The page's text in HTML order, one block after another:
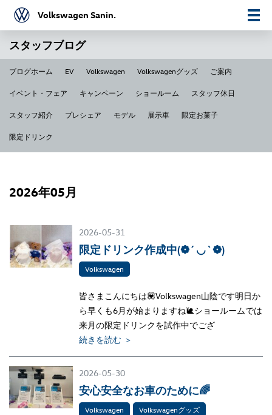
Volkswagen Sanin.
スタッフブログ
ブログホーム EV Volkswagen Volkswagenグッズ ご案内
イベント・フェア キャンペーン ショールーム スタッフ休日
スタッフ紹介 プレシェア モデル 展示車 限定お菓子
限定ドリンク
2026年05月
2026-05-31
限定ドリンク作成中(❁´◡`❁)
Volkswagen
皆さまこんにちは💟Volkswagen山陰です明日か
ら早くも6月が始まりますね🐌ショールームでは
来月の限定ドリンクを試作中でござ
続きを読む ＞
2026-05-30
安心安全なお車のために🌈
Volkswagen Volkswagenグッズ